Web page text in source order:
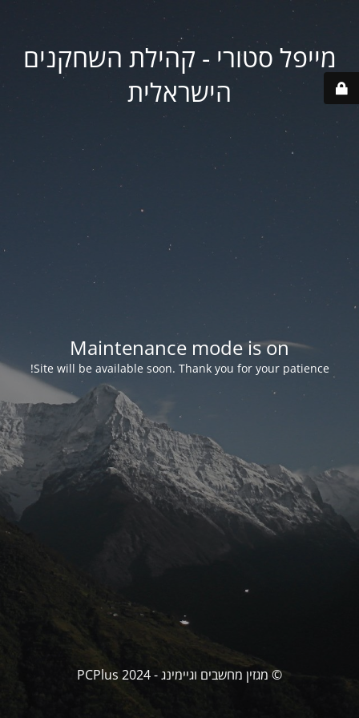
מייפל סטורי - קהילת השחקנים
הישראלית
Maintenance mode is on
Site will be available soon. Thank you for your patience!
© מגזין מחשבים וגיימינג - PCPlus 2024